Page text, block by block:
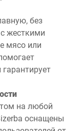
без
жесткими
мясо или
на любой
оснащены